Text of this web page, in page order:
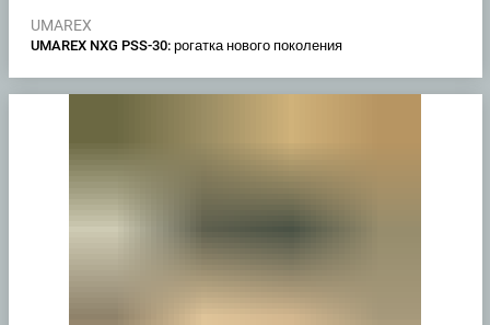
UMAREX
UMAREX NXG PSS-30: рогатка нового поколения